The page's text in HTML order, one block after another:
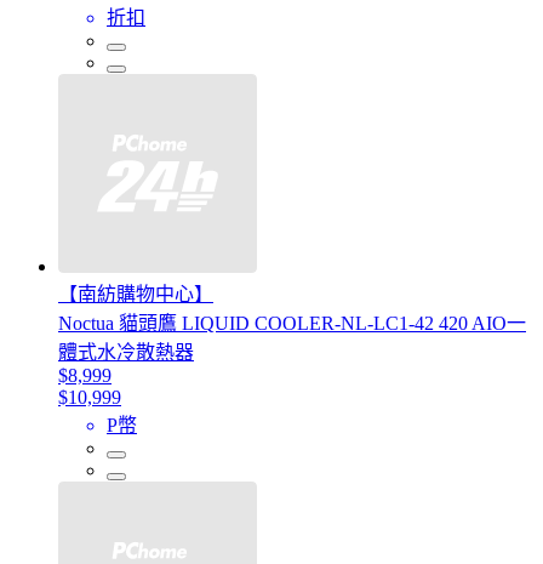
折扣
【南紡購物中心】
Noctua 貓頭鷹 LIQUID COOLER-NL-LC1-42 420 AIO一
體式水冷散熱器
$8,999
$10,999
P幣